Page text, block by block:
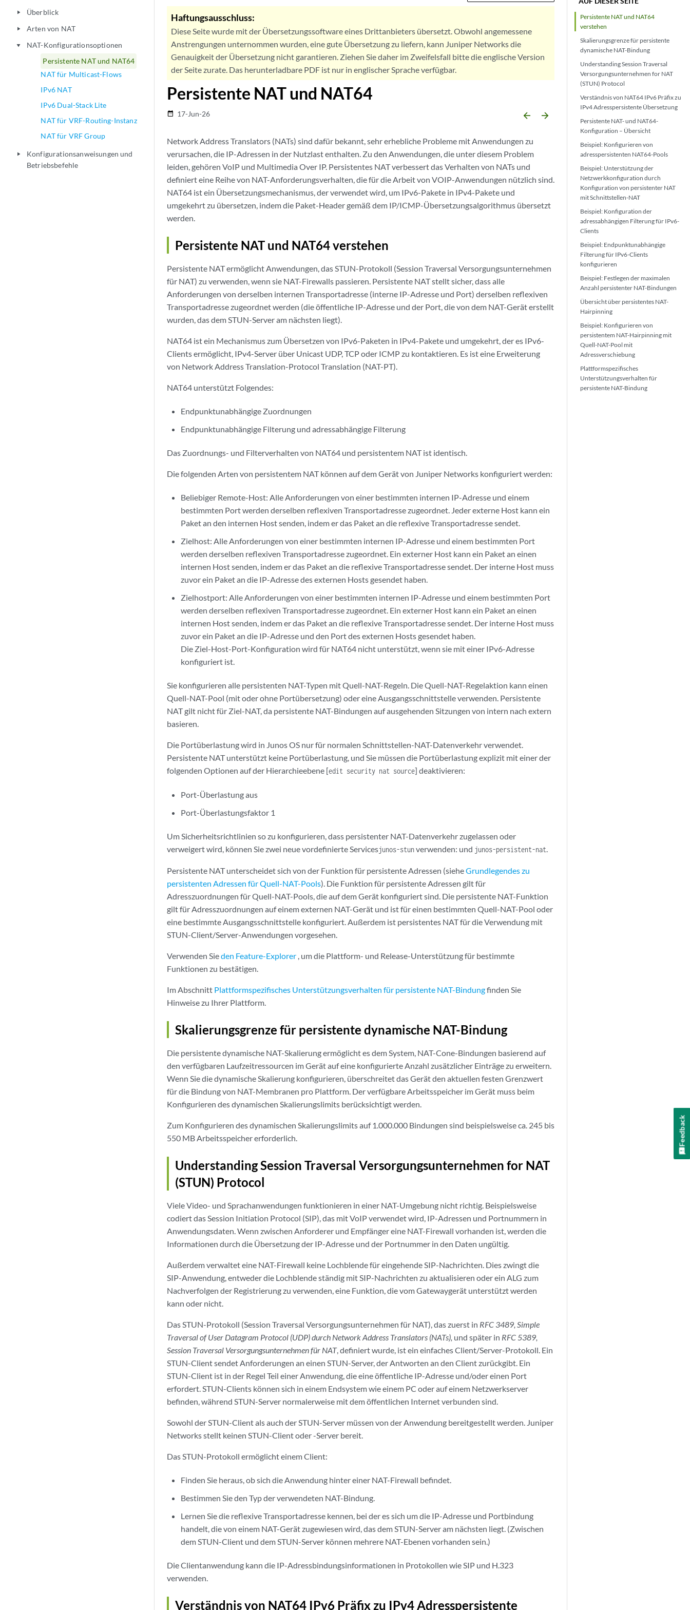
play_arrow Überblick
play_arrow Arten von NAT
play_arrow
NAT-Konfigurationsoptionen
Persistente NAT und NAT64
NAT für Multicast-Flows
IPv6 NAT
IPv6 Dual-Stack Lite
NAT für VRF-Routing-Instanz
NAT für VRF Group
play_arrow
Konfigurationsanweisungen und
Betriebsbefehle
Persistente NAT und NAT64
verstehen
Skalierungsgrenze für persistente
dynamische NAT-Bindung
Understanding Session Traversal
Versorgungsunternehmen for NAT
(STUN) Protocol
Verständnis von NAT64 IPv6 Präfix zu
IPv4 Adresspersistente Übersetzung
Persistente NAT- und NAT64-
Konfiguration – Übersicht
Beispiel: Konfigurieren von
adresspersistenten NAT64-Pools
Beispiel: Unterstützung der
Netzwerkkonfiguration durch
Konfiguration von persistenter NAT
mit Schnittstellen-NAT
Beispiel: Konfiguration der
adressabhängigen Filterung für IPv6-
Clients
Beispiel: Endpunktunabhängige
Filterung für IPv6-Clients
konfigurieren
Beispiel: Festlegen der maximalen
Anzahl persistenter NAT-Bindungen
Übersicht über persistentes NAT-
Hairpinning
Beispiel: Konfigurieren von
persistentem NAT-Hairpinning mit
Quell-NAT-Pool mit
Adressverschiebung
Plattformspezifisches
Unterstützungsverhalten für
persistente NAT-Bindung
Haftungsausschluss:
Diese Seite wurde mit der Übersetzungssoftware eines Drittanbieters übersetzt. Obwohl angemessene
Anstrengungen unternommen wurden, eine gute Übersetzung zu liefern, kann Juniper Networks die
Genauigkeit der Übersetzung nicht garantieren. Ziehen Sie daher im Zweifelsfall bitte die englische Version
der Seite zurate. Das herunterladbare PDF ist nur in englischer Sprache verfügbar.
Persistente NAT und NAT64
date_range 17-Jun-26 arrow_backward arrow_forward
Network Address Translators (NATs) sind dafür bekannt, sehr erhebliche Probleme mit Anwendungen zu
verursachen, die IP-Adressen in der Nutzlast enthalten. Zu den Anwendungen, die unter diesem Problem
leiden, gehören VoIP und Multimedia Over IP. Persistentes NAT verbessert das Verhalten von NATs und
definiert eine Reihe von NAT-Anforderungsverhalten, die für die Arbeit von VOIP-Anwendungen nützlich sind.
NAT64 ist ein Übersetzungsmechanismus, der verwendet wird, um IPv6-Pakete in IPv4-Pakete und
umgekehrt zu übersetzen, indem die Paket-Header gemäß dem IP/ICMP-Übersetzungsalgorithmus übersetzt
werden.
Persistente NAT und NAT64 verstehen
Persistente NAT ermöglicht Anwendungen, das STUN-Protokoll (Session Traversal Versorgungsunternehmen
für NAT) zu verwenden, wenn sie NAT-Firewalls passieren. Persistente NAT stellt sicher, dass alle
Anforderungen von derselben internen Transportadresse (interne IP-Adresse und Port) derselben reflexiven
Transportadresse zugeordnet werden (die öffentliche IP-Adresse und der Port, die von dem NAT-Gerät erstellt
wurden, das dem STUN-Server am nächsten liegt).
NAT64 ist ein Mechanismus zum Übersetzen von IPv6-Paketen in IPv4-Pakete und umgekehrt, der es IPv6-
Clients ermöglicht, IPv4-Server über Unicast UDP, TCP oder ICMP zu kontaktieren. Es ist eine Erweiterung
von Network Address Translation-Protocol Translation (NAT-PT).
NAT64 unterstützt Folgendes:
Endpunktunabhängige Zuordnungen
Endpunktunabhängige Filterung und adressabhängige Filterung
Das Zuordnungs- und Filterverhalten von NAT64 und persistentem NAT ist identisch.
Die folgenden Arten von persistentem NAT können auf dem Gerät von Juniper Networks konfiguriert werden:
Beliebiger Remote-Host: Alle Anforderungen von einer bestimmten internen IP-Adresse und einem
bestimmten Port werden derselben reflexiven Transportadresse zugeordnet. Jeder externe Host kann ein
Paket an den internen Host senden, indem er das Paket an die reflexive Transportadresse sendet.
Zielhost: Alle Anforderungen von einer bestimmten internen IP-Adresse und einem bestimmten Port
werden derselben reflexiven Transportadresse zugeordnet. Ein externer Host kann ein Paket an einen
internen Host senden, indem er das Paket an die reflexive Transportadresse sendet. Der interne Host muss
zuvor ein Paket an die IP-Adresse des externen Hosts gesendet haben.
Zielhostport: Alle Anforderungen von einer bestimmten internen IP-Adresse und einem bestimmten Port
werden derselben reflexiven Transportadresse zugeordnet. Ein externer Host kann ein Paket an einen
internen Host senden, indem er das Paket an die reflexive Transportadresse sendet. Der interne Host muss
zuvor ein Paket an die IP-Adresse und den Port des externen Hosts gesendet haben.
Die Ziel-Host-Port-Konfiguration wird für NAT64 nicht unterstützt, wenn sie mit einer IPv6-Adresse
konfiguriert ist.
Sie konfigurieren alle persistenten NAT-Typen mit Quell-NAT-Regeln. Die Quell-NAT-Regelaktion kann einen
Quell-NAT-Pool (mit oder ohne Portübersetzung) oder eine Ausgangsschnittstelle verwenden. Persistente
NAT gilt nicht für Ziel-NAT, da persistente NAT-Bindungen auf ausgehenden Sitzungen von intern nach extern
basieren.
Die Portüberlastung wird in Junos OS nur für normalen Schnittstellen-NAT-Datenverkehr verwendet.
Persistente NAT unterstützt keine Portüberlastung, und Sie müssen die Portüberlastung explizit mit einer der
folgenden Optionen auf der Hierarchieebene [edit security nat source] deaktivieren:
Port-Überlastung aus
Port-Überlastungsfaktor 1
Um Sicherheitsrichtlinien so zu konfigurieren, dass persistenter NAT-Datenverkehr zugelassen oder
verweigert wird, können Sie zwei neue vordefinierte Servicesjunos-stunverwenden: und junos-persistent-nat.
Persistente NAT unterscheidet sich von der Funktion für persistente Adressen (sieheGrundlegendes zu
persistenten Adressen für Quell-NAT-Pools). Die Funktion für persistente Adressen gilt für
Adresszuordnungen für Quell-NAT-Pools, die auf dem Gerät konfiguriert sind. Die persistente NAT-Funktion
gilt für Adresszuordnungen auf einem externen NAT-Gerät und ist für einen bestimmten Quell-NAT-Pool oder
eine bestimmte Ausgangsschnittstelle konfiguriert. Außerdem ist persistentes NAT für die Verwendung mit
STUN-Client/Server-Anwendungen vorgesehen.
Verwenden Sieden Feature-Explorer , um die Plattform- und Release-Unterstützung für bestimmte
Funktionen zu bestätigen.
Im Abschnitt Plattformspezifisches Unterstützungsverhalten für persistente NAT-Bindungfinden Sie
Hinweise zu Ihrer Plattform.
Skalierungsgrenze für persistente dynamische NAT-Bindung
Die persistente dynamische NAT-Skalierung ermöglicht es dem System, NAT-Cone-Bindungen basierend auf
den verfügbaren Laufzeitressourcen im Gerät auf eine konfigurierte Anzahl zusätzlicher Einträge zu erweitern.
Wenn Sie die dynamische Skalierung konfigurieren, überschreitet das Gerät den aktuellen festen Grenzwert
für die Bindung von NAT-Membranen pro Plattform. Der verfügbare Arbeitsspeicher im Gerät muss beim
Konfigurieren des dynamischen Skalierungslimits berücksichtigt werden.
Zum Konfigurieren des dynamischen Skalierungslimits auf 1.000.000 Bindungen sind beispielsweise ca. 245 bis
550 MB Arbeitsspeicher erforderlich.
Understanding Session Traversal Versorgungsunternehmen for NAT
(STUN) Protocol
Viele Video- und Sprachanwendungen funktionieren in einer NAT-Umgebung nicht richtig. Beispielsweise
codiert das Session Initiation Protocol (SIP), das mit VoIP verwendet wird, IP-Adressen und Portnummern in
Anwendungsdaten. Wenn zwischen Anforderer und Empfänger eine NAT-Firewall vorhanden ist, werden die
Informationen durch die Übersetzung der IP-Adresse und der Portnummer in den Daten ungültig.
Außerdem verwaltet eine NAT-Firewall keine Lochblende für eingehende SIP-Nachrichten. Dies zwingt die
SIP-Anwendung, entweder die Lochblende ständig mit SIP-Nachrichten zu aktualisieren oder ein ALG zum
Nachverfolgen der Registrierung zu verwenden, eine Funktion, die vom Gatewaygerät unterstützt werden
kann oder nicht.
Das STUN-Protokoll (Session Traversal Versorgungsunternehmen für NAT), das zuerst in RFC 3489, Simple
Traversal of User Datagram Protocol (UDP) durch Network Address Translators (NATs), und später in RFC 5389,
Session Traversal Versorgungsunternehmen für NAT, definiert wurde, ist ein einfaches Client/Server-Protokoll. Ein
STUN-Client sendet Anforderungen an einen STUN-Server, der Antworten an den Client zurückgibt. Ein
STUN-Client ist in der Regel Teil einer Anwendung, die eine öffentliche IP-Adresse und/oder einen Port
erfordert. STUN-Clients können sich in einem Endsystem wie einem PC oder auf einem Netzwerkserver
befinden, während STUN-Server normalerweise mit dem öffentlichen Internet verbunden sind.
Sowohl der STUN-Client als auch der STUN-Server müssen von der Anwendung bereitgestellt werden. Juniper
Networks stellt keinen STUN-Client oder -Server bereit.
Das STUN-Protokoll ermöglicht einem Client:
Finden Sie heraus, ob sich die Anwendung hinter einer NAT-Firewall befindet.
Bestimmen Sie den Typ der verwendeten NAT-Bindung.
Lernen Sie die reflexive Transportadresse kennen, bei der es sich um die IP-Adresse und Portbindung
handelt, die von einem NAT-Gerät zugewiesen wird, das dem STUN-Server am nächsten liegt. (Zwischen
dem STUN-Client und dem STUN-Server können mehrere NAT-Ebenen vorhanden sein.)
Die Clientanwendung kann die IP-Adressbindungsinformationen in Protokollen wie SIP und H.323
verwenden.
Verständnis von NAT64 IPv6 Präfix zu IPv4 Adresspersistente
Feedback